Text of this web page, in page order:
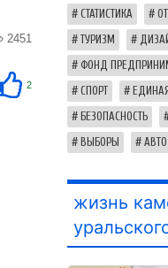
2451
2
СТАТИСТИКА
ТУРИЗМ
ФОНД
СПОРТ
БЕЗОПАСНОСТЬ
ВЫБОРЫ АВТО
жизнь